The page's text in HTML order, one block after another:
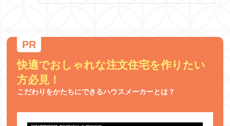
快適でおしゃれな注文住宅を作りたい
方必見！
こだわりをかたちにできるハウスメーカーとは？